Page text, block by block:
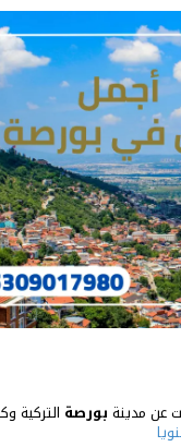
عن مدينة بورصة التركية